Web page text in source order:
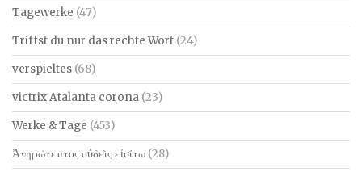
Tagewerke (47)
Triffst du nur das rechte Wort (24)
verspieltes (68)
victrix Atalanta corona (23)
Werke & Tage (453)
Ἀνηρώτευτος οὐδεὶς εἰσίτω (28)